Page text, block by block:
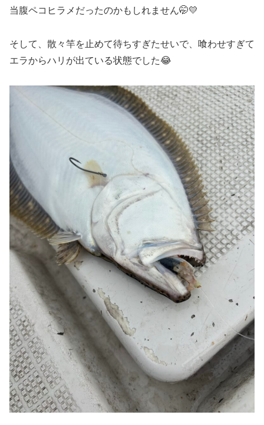
当腹ペコヒラメだったのかもしれません🤭💛
そして、散々竿を止めて待ちすぎたせいで、喰わせすぎて
エラからハリが出ている状態でした😂